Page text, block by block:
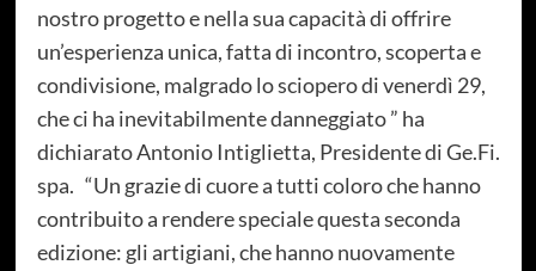
nostro progetto e nella sua capacità di offrire
un’esperienza unica, fatta di incontro, scoperta e
condivisione, malgrado lo sciopero di venerdì 29,
che ci ha inevitabilmente danneggiato ” ha
dichiarato Antonio Intiglietta, Presidente di Ge.Fi.
spa. “Un grazie di cuore a tutti coloro che hanno
contribuito a rendere speciale questa seconda
edizione: gli artigiani, che hanno nuovamente